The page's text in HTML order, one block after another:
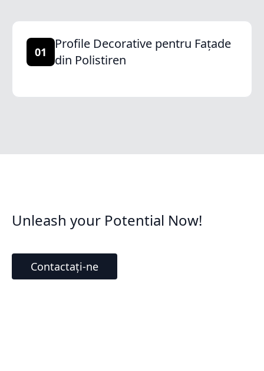
01
Profile Decorative pentru Fațade
din Polistiren
Unleash your Potential Now!
Contactați-ne